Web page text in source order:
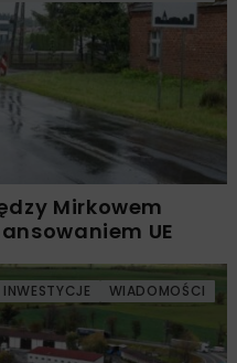
Mirkowem
UE
INWESTYCJE WIADOMOŚCI